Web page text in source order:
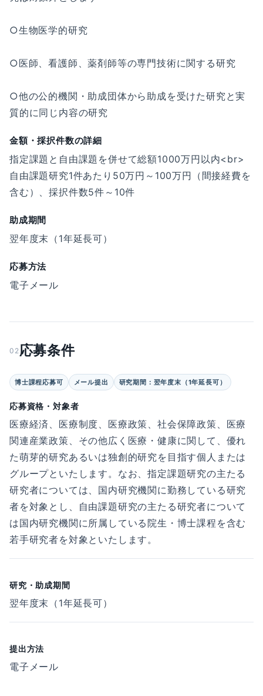
○生物医学的研究
○医師、看護師、薬剤師等の専門技術に関する研究
○他の公的機関・助成団体から助成を受けた研究と実
質的に同じ内容の研究
金額・採択件数の詳細
指定課題と自由課題を併せて総額1000万円以内<br>
自由課題研究1件あたり50万円～100万円（間接経費を
含む）、採択件数5件～10件
助成期間
翌年度末（1年延長可）
応募方法
電子メール
02 応募条件
博士課程応募可 メール提出 研究期間：翌年度末（1年延長可）
応募資格・対象者
医療経済、医療制度、医療政策、社会保障政策、医療
関連産業政策、その他広く医療・健康に関して、優れ
た萌芽的研究あるいは独創的研究を目指す個人または
グループといたします。なお、指定課題研究の主たる
研究者については、国内研究機関に勤務している研究
者を対象とし、自由課題研究の主たる研究者について
は国内研究機関に所属している院生・博士課程を含む
若手研究者を対象といたします。
研究・助成期間
翌年度末（1年延長可）
提出方法
電子メール